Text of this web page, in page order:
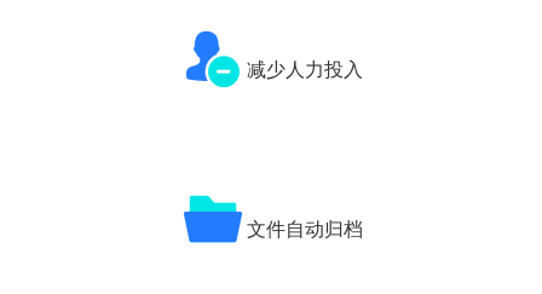
减少人力投入
文件自动归档